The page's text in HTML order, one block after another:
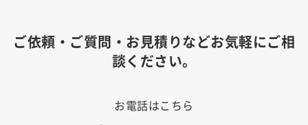
ご依頼・ご質問・お見積りなどお気軽にご相
談ください。
お電話はこちら